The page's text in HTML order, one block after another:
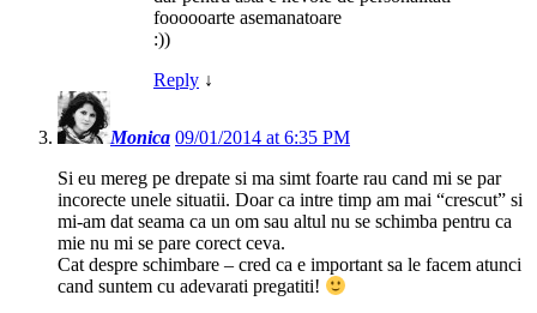
foooooarte asemanatoare
:))
Reply ↓
Monica 09/01/2014 at 6:35 PM
Si eu mereg pe drepate si ma simt foarte rau cand mi se par
incorecte unele situatii. Doar ca intre timp am mai “crescut” si
mi-am dat seama ca un om sau altul nu se schimba pentru ca
mie nu mi se pare corect ceva.
Cat despre schimbare – cred ca e important sa le facem atunci
cand suntem cu adevarati pregatiti!